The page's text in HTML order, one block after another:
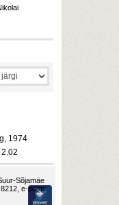
1974
Sõjamäe
e-post: